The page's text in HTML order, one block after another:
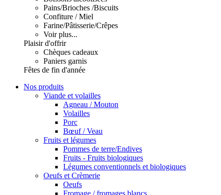
Pains/Brioches /Biscuits
Confiture / Miel
Farine/Pâtisserie/Crêpes
Voir plus...
Plaisir d'offrir
Chèques cadeaux
Paniers garnis
Fêtes de fin d'année
Nos produits
Viande et volailles
Agneau / Mouton
Volailles
Porc
Bœuf / Veau
Fruits et légumes
Pommes de terre/Endives
Fruits - Fruits biologiques
Légumes conventionnels et biologiques
Oeufs et Crèmerie
Oeufs
Fromage / fromages blancs